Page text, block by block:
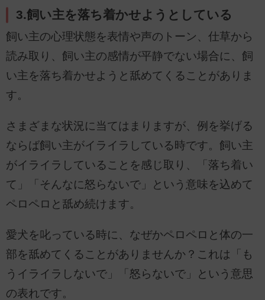
3.飼い主を落ち着かせようとしている
飼い主の心理状態を表情や声のトーン、仕草から
読み取り、飼い主の感情が平静でない場合に、飼
い主を落ち着かせようと舐めてくることがありま
す。
さまざまな状況に当てはまりますが、例を挙げる
ならば飼い主がイライラしている時です。飼い主
がイライラしていることを感じ取り、「落ち着い
て」「そんなに怒らないで」という意味を込めて
ペロペロと舐め続けます。
愛犬を叱っている時に、なぜかペロペロと体の一
部を舐めてくることがありませんか？これは「も
うイライラしないで」「怒らないで」という意思
の表れです。